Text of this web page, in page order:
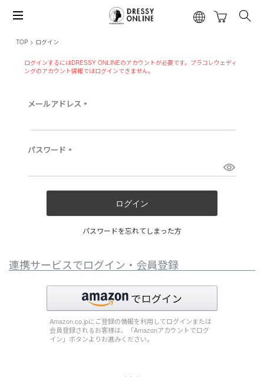
TOP ログイン
ログインするにはDRESSY ONLINEのアカウントが必要です。プラコレウェディ
ングのアカウント情報ではログインできません。
メールアドレス
必
パスワード
必
ログイン
パスワードを忘れてしまった方
連携サービスでログイン・会員登録
Amazon.co.jpにご登録の情報を利用してログインまたは
会員登録されるお客様は、「Amazonアカウントでログ
イン」ボタンよりお進みください。